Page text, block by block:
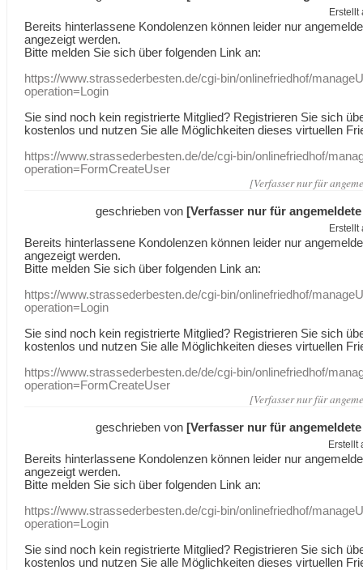
Erstellt
Bereits hinterlassene Kondolenzen können leider nur
angezeigt werden.
Bitte melden Sie sich über folgenden Link an:
https://www.strassederbesten.de/cgi-bin/onlinefriedhof/
operation=Login
Sie sind noch kein registrierte Mitglied? Registrieren Sie sich
kostenlos und nutzen Sie alle Möglichkeiten dieses virtuellen
https://www.strassederbesten.de/de/cgi-bin/onlinefriedhof/
operation=FormCreateUser
[Verfasser nur für
geschrieben von [Verfasser nur für
Erstellt
Bereits hinterlassene Kondolenzen können leider nur
angezeigt werden.
Bitte melden Sie sich über folgenden Link an:
https://www.strassederbesten.de/cgi-bin/onlinefriedhof/
operation=Login
Sie sind noch kein registrierte Mitglied? Registrieren Sie sich
kostenlos und nutzen Sie alle Möglichkeiten dieses virtuellen
https://www.strassederbesten.de/de/cgi-bin/onlinefriedhof/
operation=FormCreateUser
[Verfasser nur für
geschrieben von [Verfasser nur für
Erstellt
Bereits hinterlassene Kondolenzen können leider nur
angezeigt werden.
Bitte melden Sie sich über folgenden Link an:
https://www.strassederbesten.de/cgi-bin/onlinefriedhof/
operation=Login
Sie sind noch kein registrierte Mitglied? Registrieren Sie sich
kostenlos und nutzen Sie alle Möglichkeiten dieses virtuellen